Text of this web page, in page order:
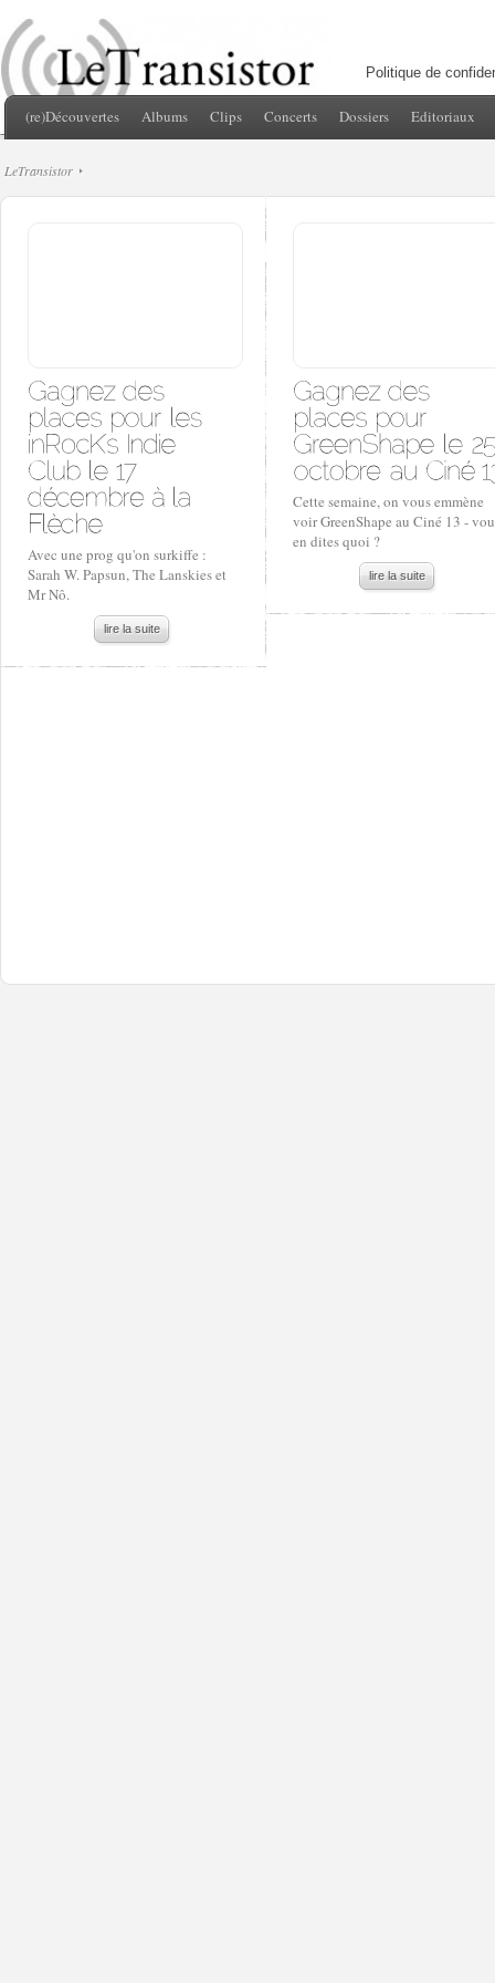
Politique de
(re)Découvertes Albums Clips Concerts Dossiers Editoriaux
LeTransistor
Avec une prog qu'on surkiffe :
Sarah W. Papsun, The Lanskies et
Mr Nô.
lire la suite
Cette semaine, on vous emmène
voir GreenShape au Ciné 13 -
en dites quoi ?
lire la suite